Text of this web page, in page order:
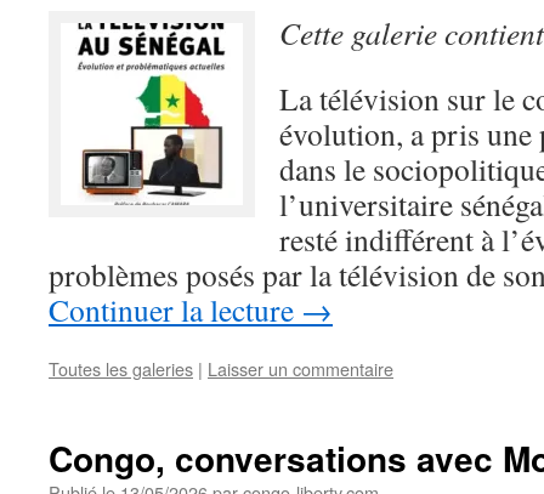
Cette galerie
La télévision sur le
évolution, a pris une
dans le
l’universitaire
resté indifférent à
problèmes posés par la télévision de
Continuer la lecture →
Toutes les galeries | Laisser un commentaire
Congo, conversations avec